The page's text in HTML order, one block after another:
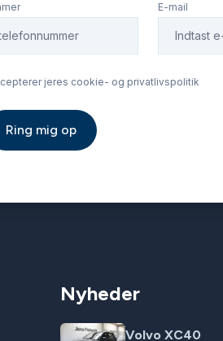
E-mail
jeres cookie- og privatlivspolitik
Ring mig op
Nyheder
Volvo XC40